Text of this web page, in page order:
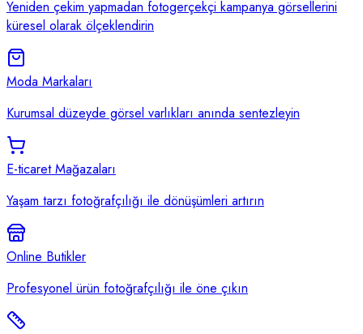
Yeniden çekim yapmadan fotogerçekçi kampanya görsellerini
küresel olarak ölçeklendirin
Moda Markaları
Kurumsal düzeyde görsel varlıkları anında sentezleyin
E-ticaret Mağazaları
Yaşam tarzı fotoğrafçılığı ile dönüşümleri artırın
Online Butikler
Profesyonel ürün fotoğrafçılığı ile öne çıkın